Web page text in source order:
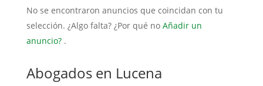
No se encontraron anuncios que coincidan con tu
selección. ¿Algo falta? ¿Por qué no Añadir un
anuncio? .
Abogados en Lucena